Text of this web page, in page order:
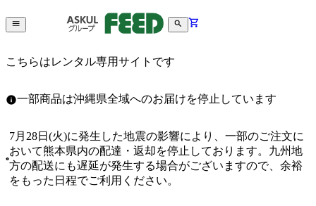
こちらはレンタル専用サイトです
一部商品は沖縄県全域へのお届けを停止しています
7月28日(火)に発生した地震の影響により、一部のご注文に
おいて熊本県内の配達・返却を停止しております。九州地
方の配送にも遅延が発生する場合がございますので、余裕
をもった日程でご利用ください。